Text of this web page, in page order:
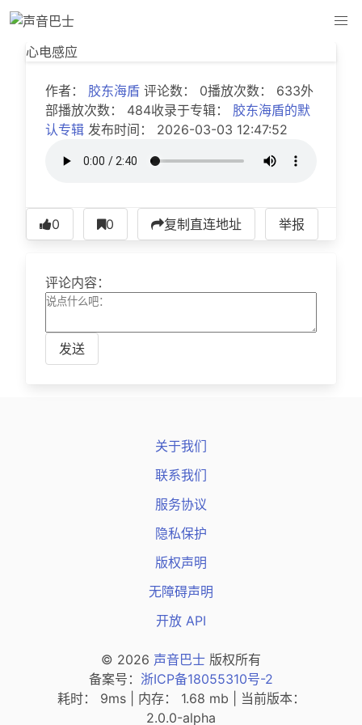
心电感应
心电感应
作者： 胶东海盾 评论数： 0播放次数： 633外
部播放次数： 484收录于专辑： 胶东海盾的默
认专辑 发布时间： 2026-03-03 12:47:52
0 0 复制直连地址 举报
评论内容：
发送
关于我们
联系我们
服务协议
隐私保护
版权声明
无障碍声明
开放 API
© 2026 声音巴士 版权所有
备案号： 浙ICP备18055310号-2
耗时： 9ms | 内存： 1.68 mb | 当前版本：
2.0.0-alpha